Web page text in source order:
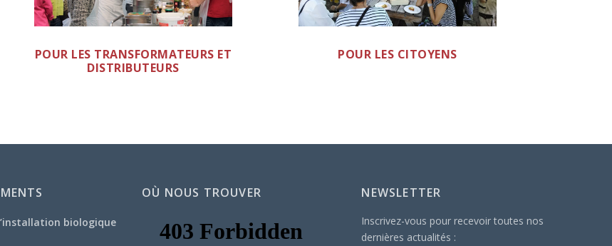
POUR LES TRANSFORMATEURS ET
DISTRIBUTEURS
POUR LES CITOYENS
biologique
OÙ NOUS TROUVER NEWSLETTER
Inscrivez-vous pour recevoir toutes nos
dernières actualités :